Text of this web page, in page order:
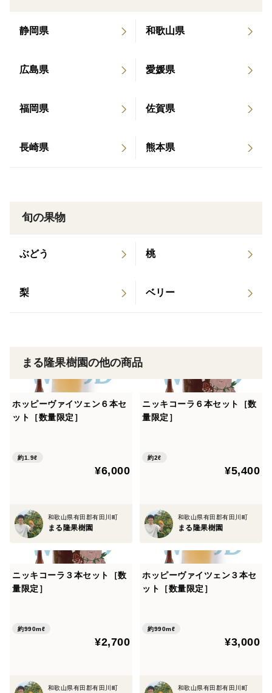
中身はキズのないものと遜色ございません。
また、一つ一つ手作業で傷や腐りがないか確認をしてお
う可能性をご理解頂ければと思います。
※※※※※※※※※※※※※※※※※
【賞味期限】：生鮮食品ですので、お早めにお召し上が
【保存方法】：直射日光が当たらず、風通しが良く涼し
り、カビ)が発た場合は周りに移りますので、すぐに取
す。
いします。
静岡県 和歌山県
広島県 愛媛県
福岡県 佐賀県
長崎県 熊本県
旬の果物
ぶどう 桃
梨 ベリー
まる隆果樹園の他の商品
ホッピーヴァイツェン６本セ
ット［数量限定］
約1.9ℓ
¥6,000
和歌山県有田郡有田川町
まる隆果樹園
ニッキコーラ６本セット［数
量限定］
約2ℓ
¥5,400
和歌山県有田郡有田川町
まる隆果樹園
ニッキコーラ３本セット［数
量限定］
約990mℓ
¥2,700
和歌山県有田郡有田川町
ホッピーヴァイツェン３本セ
ット［数量限定］
約990mℓ
¥3,000
和歌山県有田郡有田川町